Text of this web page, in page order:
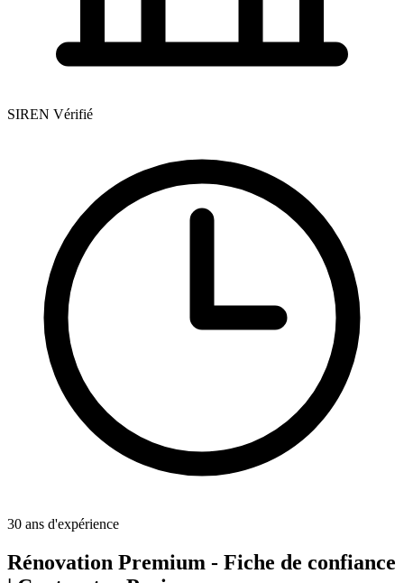
SIREN Vérifié
30 ans d'expérience
Rénovation Premium - Fiche de confiance